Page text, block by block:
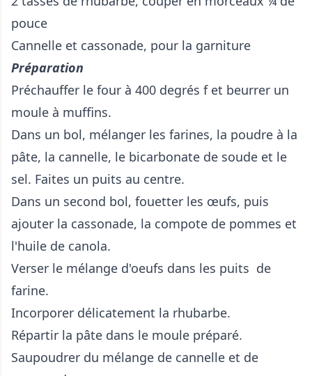
pouce
Cannelle et cassonade, pour la garniture
Préparation
Préchauffer le four à 400 degrés f et beurrer un
moule à muffins.
Dans un bol, mélanger les farines, la poudre à la
pâte, la cannelle, le bicarbonate de soude et le
sel. Faites un puits au centre.
Dans un second bol, fouetter les œufs, puis
ajouter la cassonade, la compote de pommes et
l'huile de canola.
Verser le mélange d'oeufs dans les puits de
farine.
Incorporer délicatement la rhubarbe.
Répartir la pâte dans le moule préparé.
Saupoudrer du mélange de cannelle et de